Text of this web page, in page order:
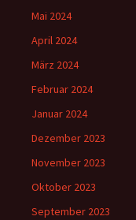
Mai 2024
April 2024
März 2024
Februar 2024
Januar 2024
Dezember 2023
November 2023
Oktober 2023
September 2023